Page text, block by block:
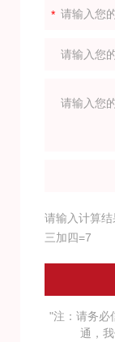
请输入计算结
三加四=7
"注：请务必
通，